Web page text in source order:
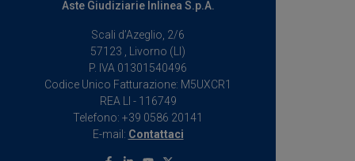
Aste Giudiziarie Inlinea S.p.A.
Scali d’Azeglio, 2/6
57123 , Livorno (LI)
P. IVA 01301540496
Codice Unico Fatturazione: M5UXCR1
REA LI - 116749
Telefono: +39 0586 20141
E-mail: Contattaci